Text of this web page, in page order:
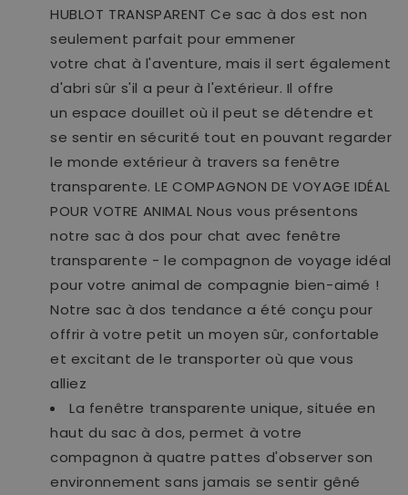
HUBLOT TRANSPARENT Ce sac à dos est non
seulement parfait pour emmener
votre chat à l'aventure, mais il sert également
d'abri sûr s'il a peur à l'extérieur. Il offre
un espace douillet où il peut se détendre et
se sentir en sécurité tout en pouvant regarder
le monde extérieur à travers sa fenêtre
transparente. LE COMPAGNON DE VOYAGE IDÉAL
POUR VOTRE ANIMAL Nous vous présentons
notre sac à dos pour chat avec fenêtre
transparente - le compagnon de voyage idéal
pour votre animal de compagnie bien-aimé !
Notre sac à dos tendance a été conçu pour
offrir à votre petit un moyen sûr, confortable
et excitant de le transporter où que vous
alliez
La fenêtre transparente unique, située en
haut du sac à dos, permet à votre
compagnon à quatre pattes d'observer son
environnement sans jamais se sentir gêné